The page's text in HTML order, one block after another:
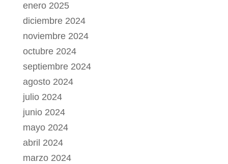
enero 2025
diciembre 2024
noviembre 2024
octubre 2024
septiembre 2024
agosto 2024
julio 2024
junio 2024
mayo 2024
abril 2024
marzo 2024